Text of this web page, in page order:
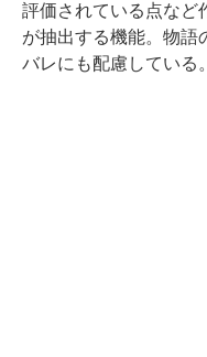
評価されている点など
が抽出する機能。物語
バレにも配慮している。